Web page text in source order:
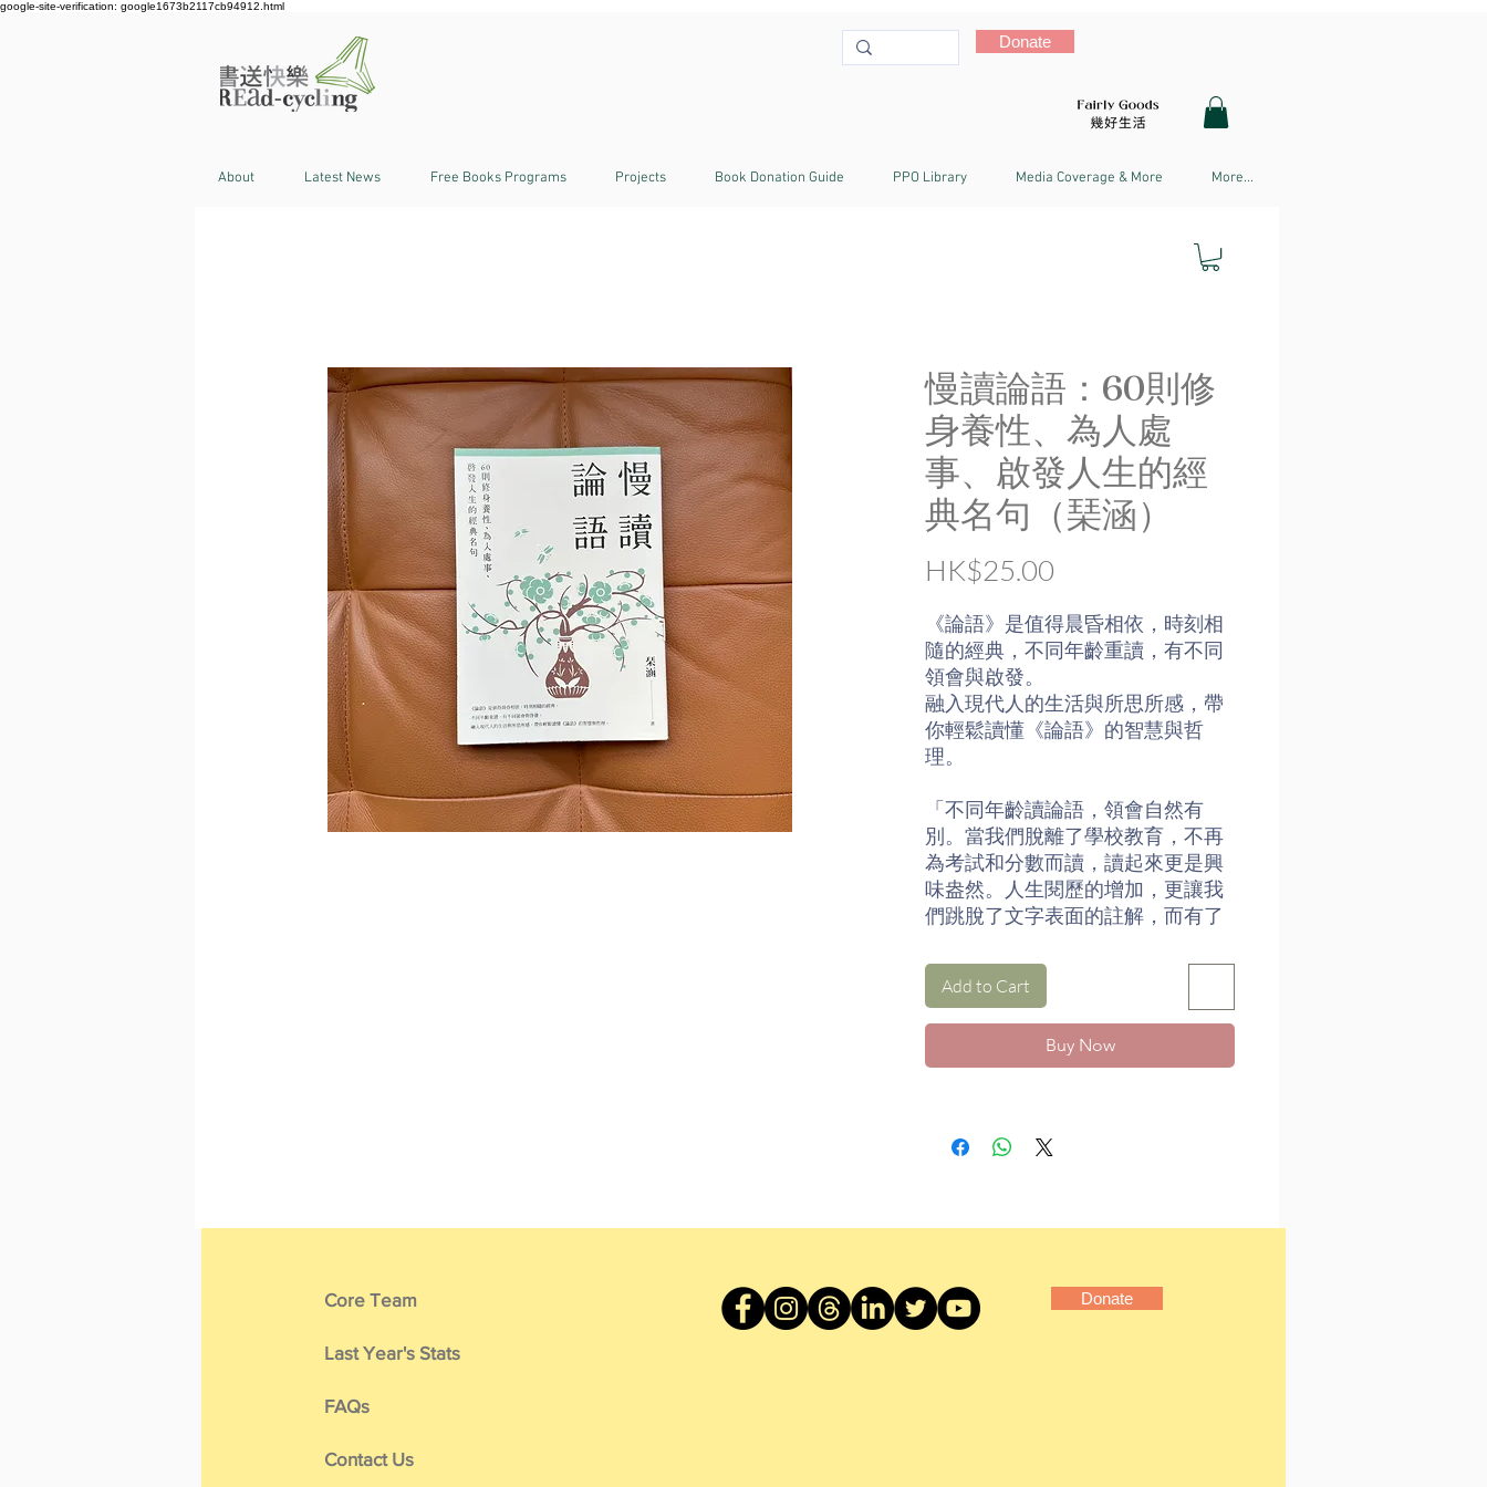
google-site-verification: google1673b2117cb94912.html
Donate
About Latest News Free Books Programs Projects Book Donation Guide PPO Library Media Coverage & More More...
慢讀論語：60則修
身養性、為人處
事、啟發人生的經
典名句（琹涵）
HK$25.00
《論語》是值得晨昏相依，時刻相
隨的經典，不同年齡重讀，有不同
領會與啟發。
融入現代人的生活與所思所感，帶
你輕鬆讀懂《論語》的智慧與哲
理。
「不同年齡讀論語，領會自然有
別。當我們脫離了學校教育，不再
為考試和分數而讀，讀起來更是興
味盎然。人生閱歷的增加，更讓我
們跳脫了文字表面的註解，而有了
散文名家琹涵精選60則《論語》名
句，結合生活中的小故事或個人所
思所感，將歷久彌新的智慧轉化為
切合現代人的生活需求，給予經典
會《論語》的處世智慧與人生哲
解。
◎為什麼現代人需要讀《論語》？
Add to Cart
Buy Now
Core Team Donate
Last Year's Stats
FAQs
Contact Us